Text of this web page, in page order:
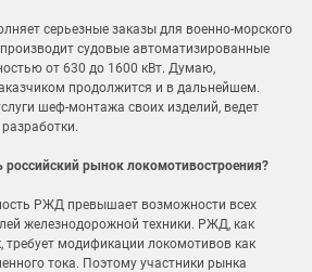
серьезные заказы для военно-морского
судовые автоматизированные
от 630 до 1600 кВт. Думаю,
продолжится и в дальнейшем.
шеф-монтажа своих изделий, ведет
рынок локомотивостроения?
РЖД превышает возможности всех
железнодорожной техники. РЖД, как
требует модификации локомотивов как
тока. Поэтому участники рынка